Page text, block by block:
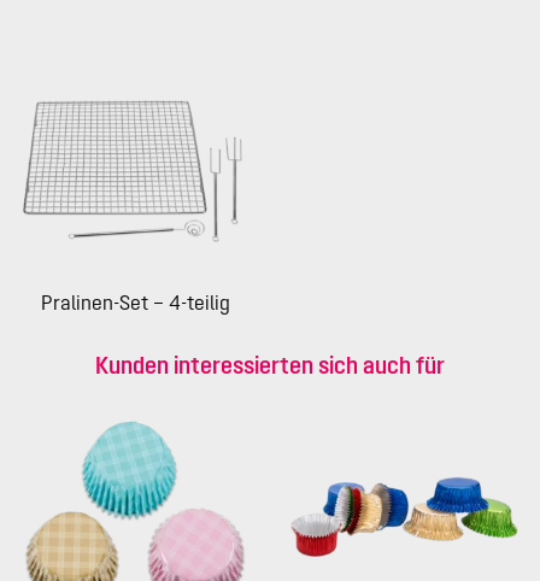
Pralinen-Set – 4-teilig
Kunden interessierten sich auch für